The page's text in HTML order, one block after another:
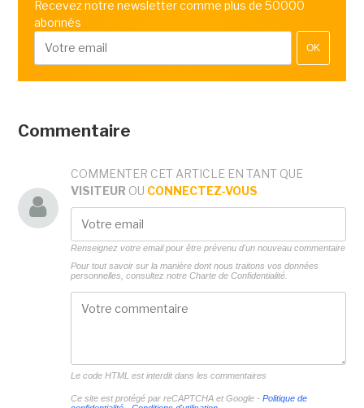
Recevez notre newsletter comme plus de 50000
abonnés
OK
Commentaire
COMMENTER CET ARTICLE EN TANT QUE
VISITEUR OU CONNECTEZ-VOUS
Renseignez votre email pour être prévenu d'un nouveau commentaire
Pour tout savoir sur la manière dont nous traitons vos données
personnelles, consultez notre Charte de Confidentialité.
Le code HTML est interdit dans les commentaires
Ce site est protégé par reCAPTCHA et Google - Politique de